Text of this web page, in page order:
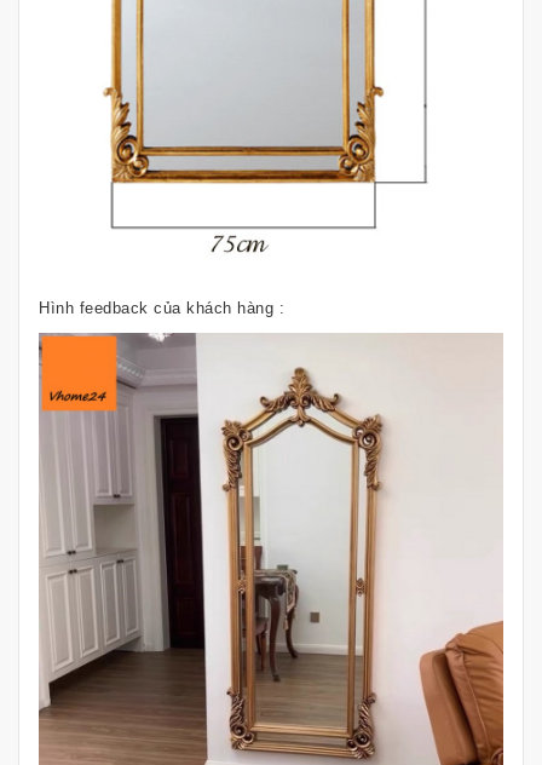
Hình feedback của khách hàng :